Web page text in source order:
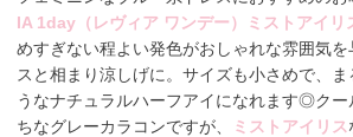
IA 1day（レヴィア ワンデー）ミストアイリ
めすぎない程よい発色がおしゃれな雰囲気
スと相まり涼しげに。サイズも小さめで、ま
うなナチュラルハーフアイになれます◎ク
ちなグレーカラコンですが、
ミストアイリス